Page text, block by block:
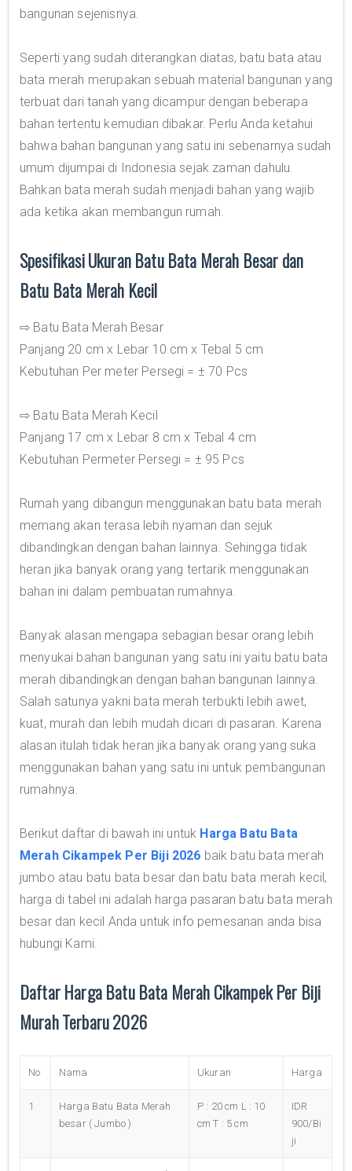
bangunan sejenisnya.
Seperti yang sudah diterangkan diatas, batu bata atau
bata merah merupakan sebuah material bangunan yang
terbuat dari tanah yang dicampur dengan beberapa
bahan tertentu kemudian dibakar. Perlu Anda ketahui
bahwa bahan bangunan yang satu ini sebenarnya sudah
umum dijumpai di Indonesia sejak zaman dahulu.
Bahkan bata merah sudah menjadi bahan yang wajib
ada ketika akan membangun rumah.
Spesifikasi Ukuran Batu Bata Merah Besar dan
Batu Bata Merah Kecil
⇨ Batu Bata Merah Besar
Panjang 20 cm x Lebar 10 cm x Tebal 5 cm
Kebutuhan Per meter Persegi = ± 70 Pcs
⇨ Batu Bata Merah Kecil
Panjang 17 cm x Lebar 8 cm x Tebal 4 cm
Kebutuhan Permeter Persegi = ± 95 Pcs
Rumah yang dibangun menggunakan batu bata merah
memang akan terasa lebih nyaman dan sejuk
dibandingkan dengan bahan lainnya. Sehingga tidak
heran jika banyak orang yang tertarik menggunakan
bahan ini dalam pembuatan rumahnya.
Banyak alasan mengapa sebagian besar orang lebih
menyukai bahan bangunan yang satu ini yaitu batu bata
merah dibandingkan dengan bahan bangunan lainnya.
Salah satunya yakni bata merah terbukti lebih awet,
kuat, murah dan lebih mudah dicari di pasaran. Karena
alasan itulah tidak heran jika banyak orang yang suka
menggunakan bahan yang satu ini untuk pembangunan
rumahnya.
Berikut daftar di bawah ini untuk Harga Batu Bata
Merah Cikampek Per Biji 2026 baik batu bata merah
jumbo atau batu bata besar dan batu bata merah kecil,
harga di tabel ini adalah harga pasaran batu bata merah
besar dan kecil Anda untuk info pemesanan anda bisa
hubungi Kami.
Daftar Harga Batu Bata Merah Cikampek Per Biji
Murah Terbaru 2026
No Nama Ukuran Harga
1
Harga Batu Bata Merah
besar ( Jumbo )
P : 20 cm L : 10
cm T : 5 cm
IDR
900/Bi
ji